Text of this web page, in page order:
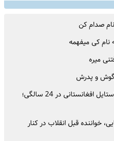
صدام کن
نام کی میفهمه
میره
و پدرش
سفر به گذشته؛ گوگوش با تیپ و استایل افغانستانی در 24 سالگی؛
قبل انقلاب در کنار